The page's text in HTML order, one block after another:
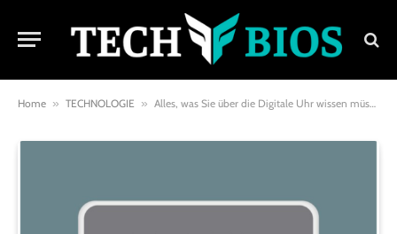
Home » TECHNOLOGIE » Alles, was Sie über die Digitale Uhr wissen müssen